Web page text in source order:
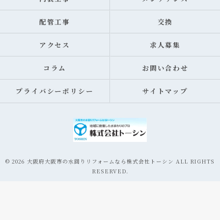
配管工事 交換
アクセス 求人募集
コラム お問い合わせ
プライバシーポリシー サイトマップ
© 2026 大阪府大阪市の水回りリフォームなら株式会社トーシン ALL RIGHTS
RESERVED.